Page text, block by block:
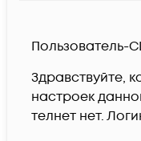
Пользователь-
Здравствуйте,
настроек
телнет нет.